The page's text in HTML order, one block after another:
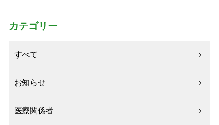
カテゴリー
すべて
お知らせ
医療関係者